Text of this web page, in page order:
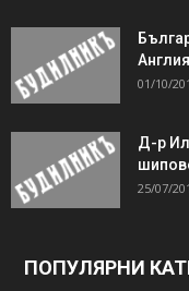
Англия
01/10/
Д-р
25/07/
ПОПУЛЯРНИ